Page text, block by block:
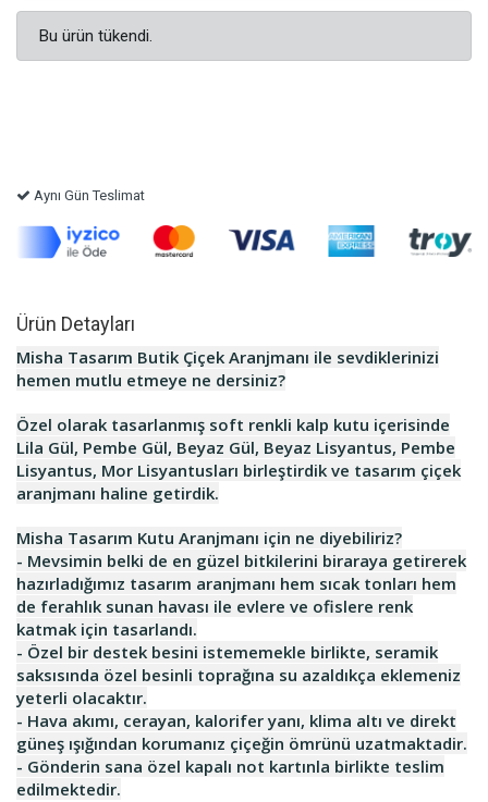
Bu ürün tükendi.
Aynı Gün Teslimat
Ürün Detayları
Misha Tasarım Butik Çiçek Aranjmanı ile sevdiklerinizi
hemen mutlu etmeye ne dersiniz?
Özel olarak tasarlanmış soft renkli kalp kutu içerisinde
Lila Gül, Pembe Gül, Beyaz Gül, Beyaz Lisyantus, Pembe
Lisyantus, Mor Lisyantusları birleştirdik ve tasarım çiçek
aranjmanı haline getirdik.
Misha Tasarım Kutu Aranjmanı için ne diyebiliriz?
- Mevsimin belki de en güzel bitkilerini biraraya getirerek
hazırladığımız tasarım aranjmanı hem sıcak tonları hem
de ferahlık sunan havası ile evlere ve ofislere renk
katmak için tasarlandı.
- Özel bir destek besini istememekle birlikte, seramik
saksısında özel besinli toprağına su azaldıkça eklemeniz
yeterli olacaktır.
- Hava akımı, cerayan, kalorifer yanı, klima altı ve direkt
güneş ışığından korumanız çiçeğin ömrünü uzatmaktadir.
- Gönderin sana özel kapalı not kartınla birlikte teslim
edilmektedir.